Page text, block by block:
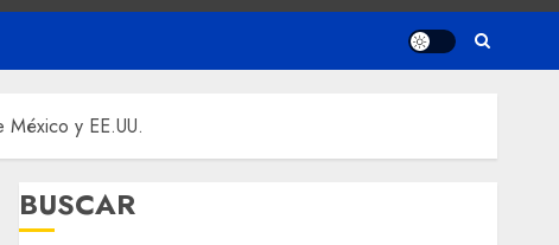
y EE.UU.
BUSCAR